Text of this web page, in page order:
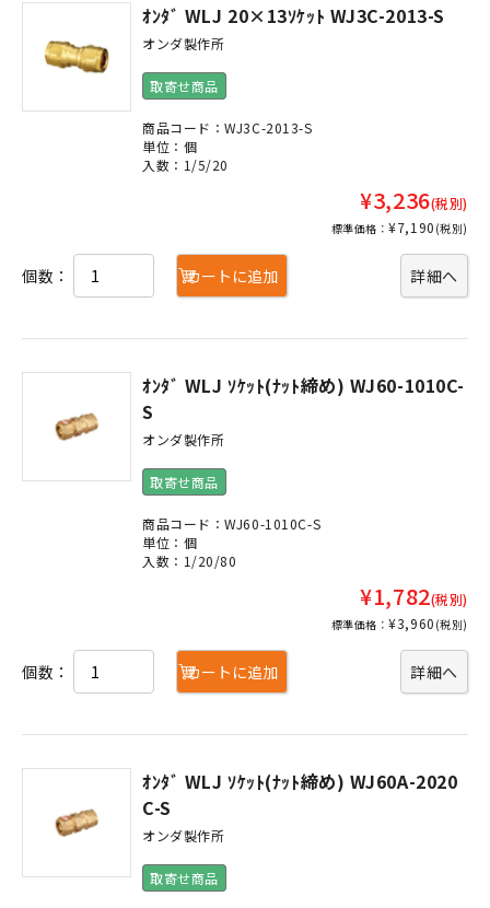
ｵﾝﾀﾞ WLJ 20×13ｿｹｯﾄ WJ3C-2013-S
オンダ製作所
取寄せ商品
商品コード：WJ3C-2013-S
単位：個
入数：1/5/20
¥3,236(税別)
標準価格：¥7,190 (税別)
詳細へ
個数： カートに追加
ｵﾝﾀﾞ WLJ ｿｹｯﾄ(ﾅｯﾄ締め) WJ60-1010C-
S
オンダ製作所
取寄せ商品
商品コード：WJ60-1010C-S
単位：個
入数：1/20/80
¥1,782(税別)
標準価格：¥3,960 (税別)
詳細へ
個数： カートに追加
ｵﾝﾀﾞ WLJ ｿｹｯﾄ(ﾅｯﾄ締め) WJ60A-2020
C-S
オンダ製作所
取寄せ商品